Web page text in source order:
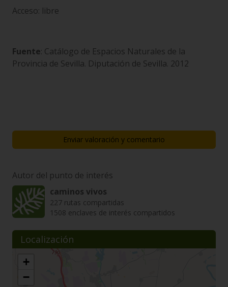
Acceso: libre
Fuente: Catálogo de Espacios Naturales de la
Provincia de Sevilla. Diputación de Sevilla. 2012
Enviar valoración y comentario
Autor del punto de interés
caminos vivos
227 rutas compartidas
1508 enclaves de interés compartidos
Localización
+
−